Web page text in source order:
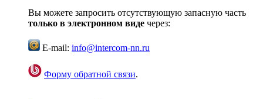
Вы можете запросить отсутствующую запасную часть
только в электронном виде через:
E-mail: info@intercom-nn.ru
Форму обратной связи.